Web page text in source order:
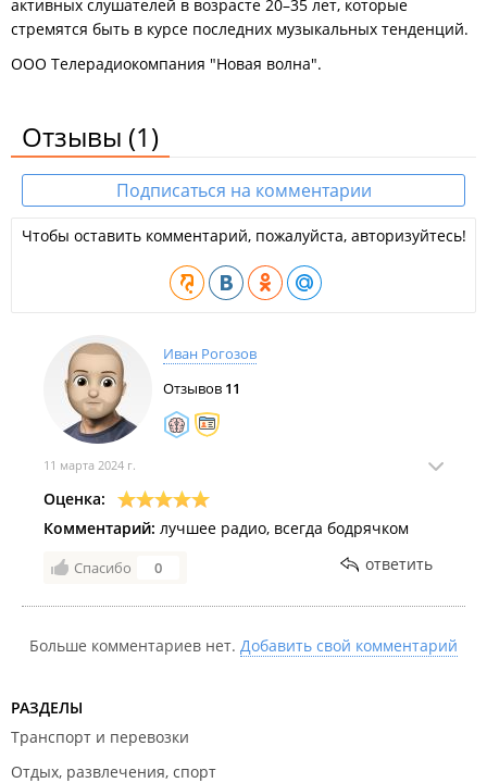
активных слушателей в возрасте 20–35 лет, которые
стремятся быть в курсе последних музыкальных тенденций.
ООО Телерадиокомпания "Новая волна".
Отзывы (1)
Подписаться на комментарии
Чтобы оставить комментарий, пожалуйста, авторизуйтесь!
Иван Рогозов
Отзывов 11
11 марта 2024 г.
Оценка:
Комментарий: лучшее радио, всегда бодрячком
Спасибо 0 ответить
Больше комментариев нет. Добавить свой комментарий
РАЗДЕЛЫ
Транспорт и перевозки
Отдых, развлечения, спорт